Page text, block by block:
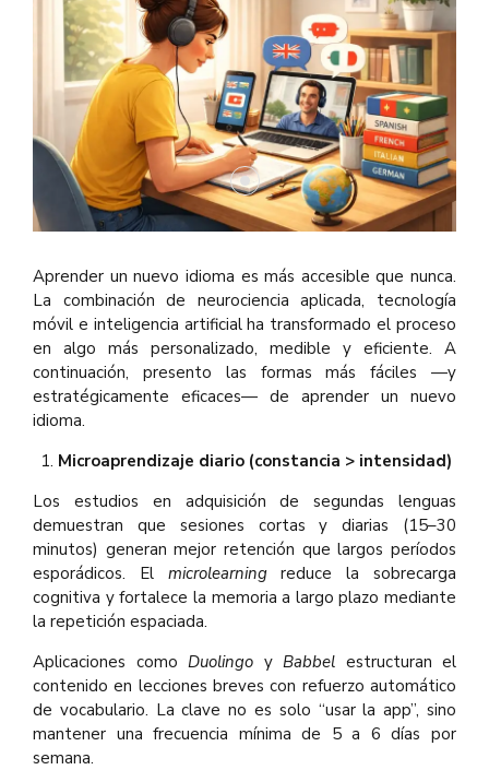
Aprender un nuevo idioma es más accesible que nunca.
La combinación de neurociencia aplicada, tecnología
móvil e inteligencia artificial ha transformado el proceso
en algo más personalizado, medible y eficiente. A
continuación, presento las formas más fáciles —y
estratégicamente eficaces— de aprender un nuevo
idioma.
Microaprendizaje diario (constancia > intensidad)
Los estudios en adquisición de segundas lenguas
demuestran que sesiones cortas y diarias (15–30
minutos) generan mejor retención que largos períodos
esporádicos. El microlearningreduce la sobrecarga
cognitiva y fortalece la memoria a largo plazo mediante
la repetición espaciada.
Aplicaciones como Duolingo y Babbel estructuran el
contenido en lecciones breves con refuerzo automático
de vocabulario. La clave no es solo “usar la app”, sino
mantener una frecuencia mínima de 5 a 6 días por
semana.